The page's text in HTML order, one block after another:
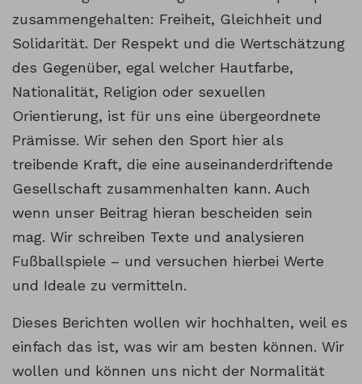
zusammengehalten: Freiheit, Gleichheit und
Solidarität. Der Respekt und die Wertschätzung
des Gegenüber, egal welcher Hautfarbe,
Nationalität, Religion oder sexuellen
Orientierung, ist für uns eine übergeordnete
Prämisse. Wir sehen den Sport hier als
treibende Kraft, die eine auseinanderdriftende
Gesellschaft zusammenhalten kann. Auch
wenn unser Beitrag hieran bescheiden sein
mag. Wir schreiben Texte und analysieren
Fußballspiele – und versuchen hierbei Werte
und Ideale zu vermitteln.
Dieses Berichten wollen wir hochhalten, weil es
einfach das ist, was wir am besten können. Wir
wollen und können uns nicht der Normalität